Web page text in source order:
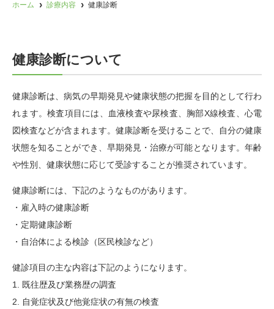
ホーム 診療内容 健康診断
健康診断について
健康診断は、病気の早期発見や健康状態の把握を目的として行わ
れます。検査項目には、血液検査や尿検査、胸部X線検査、心電
図検査などが含まれます。健康診断を受けることで、自分の健康
状態を知ることができ、早期発見・治療が可能となります。年齢
や性別、健康状態に応じて受診することが推奨されています。
健康診断には、下記のようなものがあります。
・雇入時の健康診断
・定期健康診断
・自治体による検診（区民検診など）
健診項目の主な内容は下記のようになります。
1. 既往歴及び業務歴の調査
2. 自覚症状及び他覚症状の有無の検査